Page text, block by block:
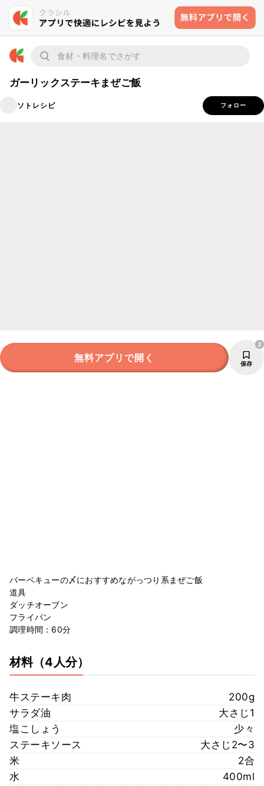
ガーリックステーキまぜご飯
ソトレシピ フォロー
無料アプリで開く 保存
3
バーベキューの〆におすすめながっつり系まぜご飯
道具
ダッチオーブン
フライパン
調理時間：60分
材料（4人分）
牛ステーキ肉
200g
サラダ油
大さじ1
塩こしょう
少々
ステーキソース
大さじ2〜3
米
2合
水
400ml